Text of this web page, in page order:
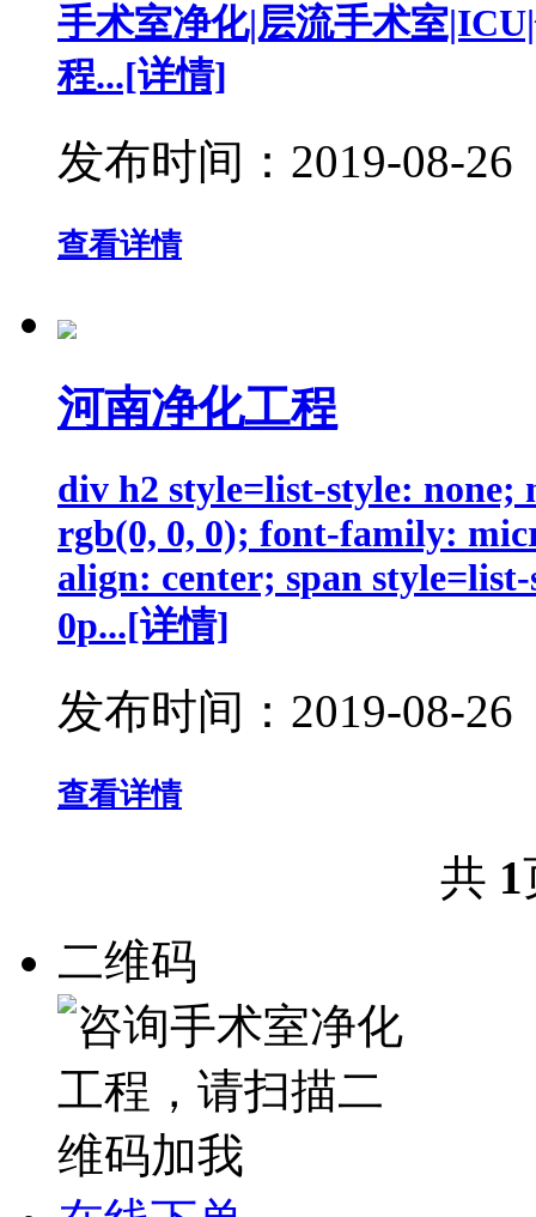
手术室净化|层流手术室
程...[详情]
发布时间： 2019-08-26
查看详情
河南净化工程
div h2 style=list-style:
rgb(0, 0, 0); font-family:
align: center; span
0p...[详情]
发布时间： 2019-08-26
查看详情
共 1
二维码